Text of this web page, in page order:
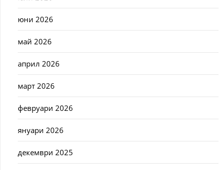
юни 2026
май 2026
април 2026
март 2026
февруари 2026
януари 2026
декември 2025